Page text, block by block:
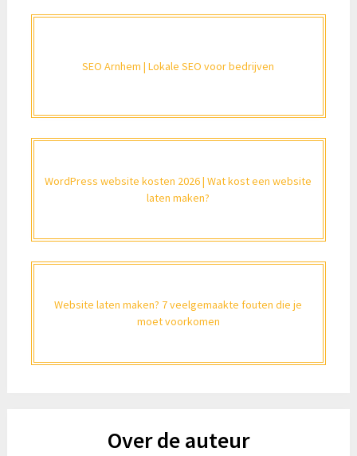
SEO Arnhem | Lokale SEO voor bedrijven
WordPress website kosten 2026 | Wat kost een website
laten maken?
Website laten maken? 7 veelgemaakte fouten die je
moet voorkomen
Over de auteur